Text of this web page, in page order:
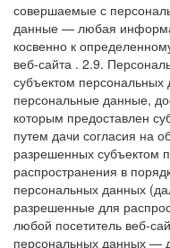
совершаемые с
данные — любая
косвенно к
веб-сайта . 2.9.
субъектом
персональные данные,
которым предоставлен
путем дачи согласия на
разрешенных субъектом
распространения в
персональных данных
разрешенные для
любой посетитель веб-
персональных данных —